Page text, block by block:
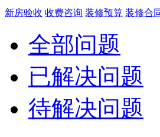
新房验收 收费咨询 装修预算 装修合
全部问题
已解决问题
待解决问题